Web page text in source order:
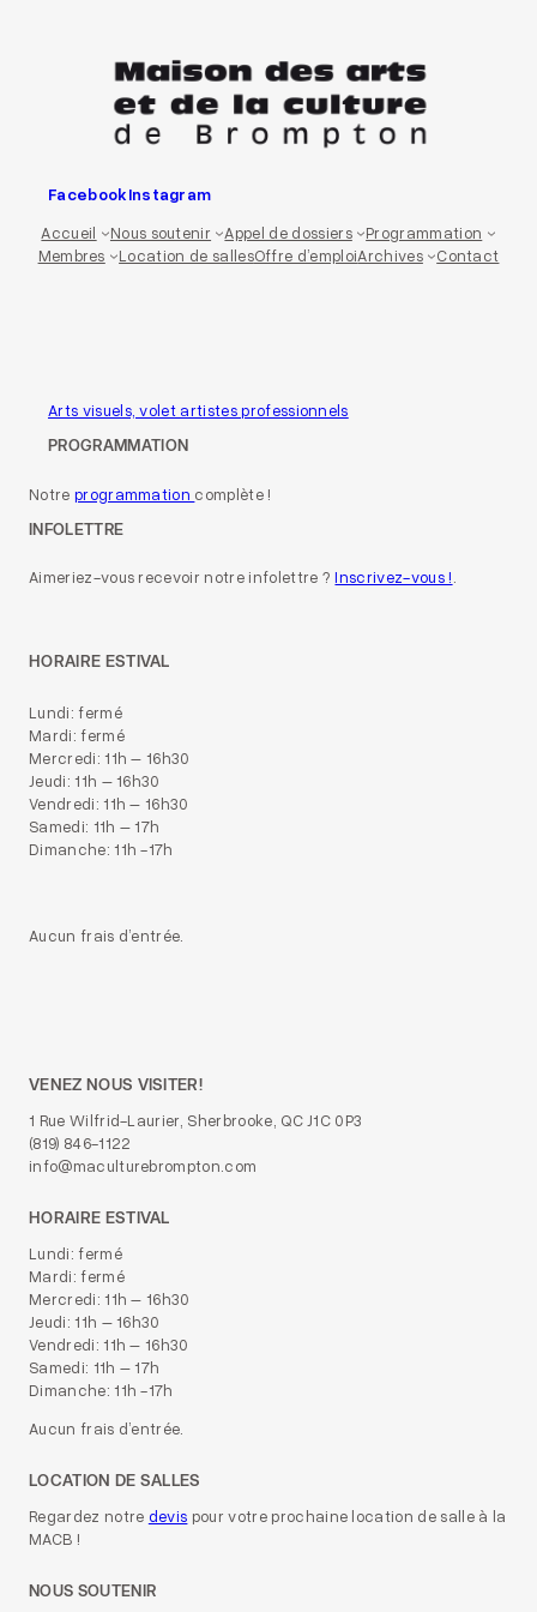
FacebookInstagram
Accueil
Nous soutenir Appel de dossiers
Programmation
Membres
Location de sallesOffre d’emploiArchives Contact
Arts visuels, volet artistes professionnels
PROGRAMMATION
Notre programmation complète !
INFOLETTRE
Aimeriez-vous recevoir notre infolettre ?Inscrivez-vous !.
HORAIRE ESTIVAL
Lundi: fermé
Mardi: fermé
Mercredi: 11h – 16h30
Jeudi: 11h – 16h30
Vendredi: 11h – 16h30
Samedi: 11h – 17h
Dimanche: 11h -17h
Aucun frais d’entrée.
VENEZ NOUS VISITER!
1 Rue Wilfrid-Laurier, Sherbrooke, QC J1C 0P3
(819) 846-1122
info@maculturebrompton.com
HORAIRE ESTIVAL
Lundi: fermé
Mardi: fermé
Mercredi: 11h – 16h30
Jeudi: 11h – 16h30
Vendredi: 11h – 16h30
Samedi: 11h – 17h
Dimanche: 11h -17h
Aucun frais d’entrée.
LOCATION DE SALLES
Regardez notre devis pour votre prochaine location de salle à la
MACB !
NOUS SOUTENIR